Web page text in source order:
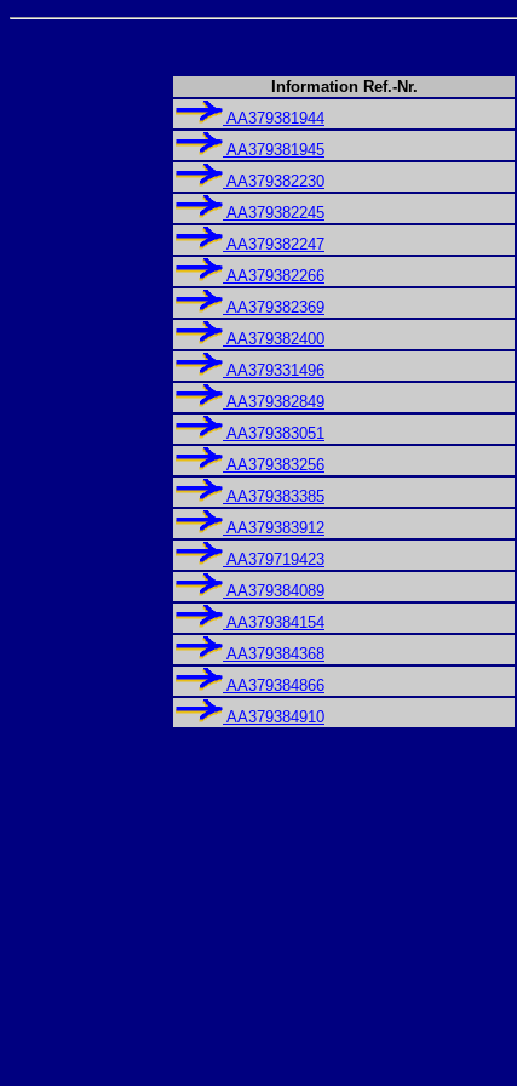
Information Ref.-Nr.
AA379381944
AA379381945
AA379382230
AA379382245
AA379382247
AA379382266
AA379382369
AA379382400
AA379331496
AA379382849
AA379383051
AA379383256
AA379383385
AA379383912
AA379719423
AA379384089
AA379384154
AA379384368
AA379384866
AA379384910